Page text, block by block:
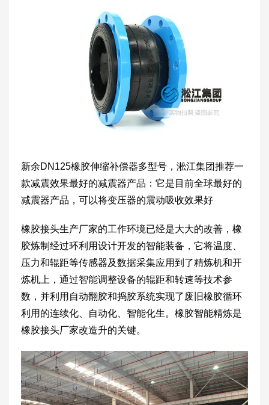
新余DN125橡胶伸缩补偿器多型号，淞江集团推荐一
款减震效果最好的减震器产品：它是目前全球最好的
减震器产品，可以将变压器的震动吸收效果好
橡胶接头生产厂家的工作环境已经是大大的改善，橡
胶炼制经过环利用设计开发的智能装备，它将温度、
压力和辊距等传感器及数据采集应用到了精炼机和开
炼机上，通过智能调整设备的辊距和转速等技术参
数，并利用自动翻胶和捣胶系统实现了废旧橡胶循环
利用的连续化、自动化、智能化生。橡胶智能精炼是
橡胶接头厂家改造升的关键。